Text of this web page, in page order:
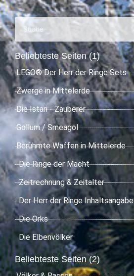
Beliebteste Seiten (1)
LEGO® Der Herr der Ringe Sets
Zwerge in Mittelerde
Die Istari - Zauberer
Gollum / Smeagol
Berühmte Waffen in Mittelerde
Die Ringe der Macht
Zeitrechnung & Zeitalter
Der Herr der Ringe Inhaltsangabe
Die Orks
Die Elbenvölker
Beliebteste Seiten (2)